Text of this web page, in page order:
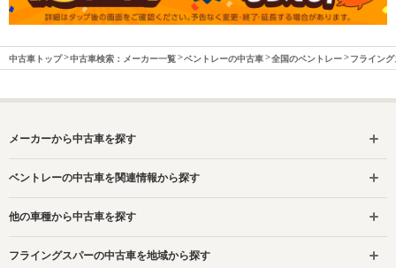
中古車トップ 中古車検索：メーカー一覧 ベントレーの中古車 全国のベントレー フライン
メーカーから中古車を探す
ベントレーの中古車を関連情報から探す
他の車種から中古車を探す
フライングスパーの中古車を地域から探す